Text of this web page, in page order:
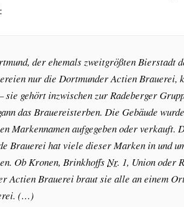
der ehemals zweitgrößten Bierstadt
nur die Dortmunder Actien Brauerei,
sie gehört inzwischen zur Radeberger
das Brauereisterben. Die Gebäude
Markennamen aufgegeben oder verkauft.
Brauerei hat viele dieser Marken in und
Ob Kronen, BrinkhoffsNr. 1, Union oder
Actien Brauerei braut sie alle an einem
(…)